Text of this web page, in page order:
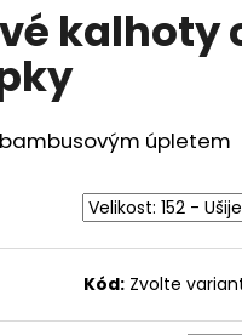
kalhoty
úpletem
Kód: Zvolte